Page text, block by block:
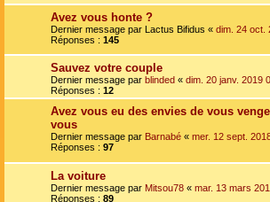
Avez vous honte ?
Dernier message par Lactus Bifidus « dim. 24 oct.
Réponses : 145
Sauvez votre couple
Dernier message par blinded « dim. 20 janv. 2019
Réponses : 12
Avez vous eu des envies de vous
vous
Dernier message par Barnabé « mer. 12 sept.
Réponses : 97
La voiture
Dernier message par Mitsou78 « mar. 13 mars
Réponses : 89